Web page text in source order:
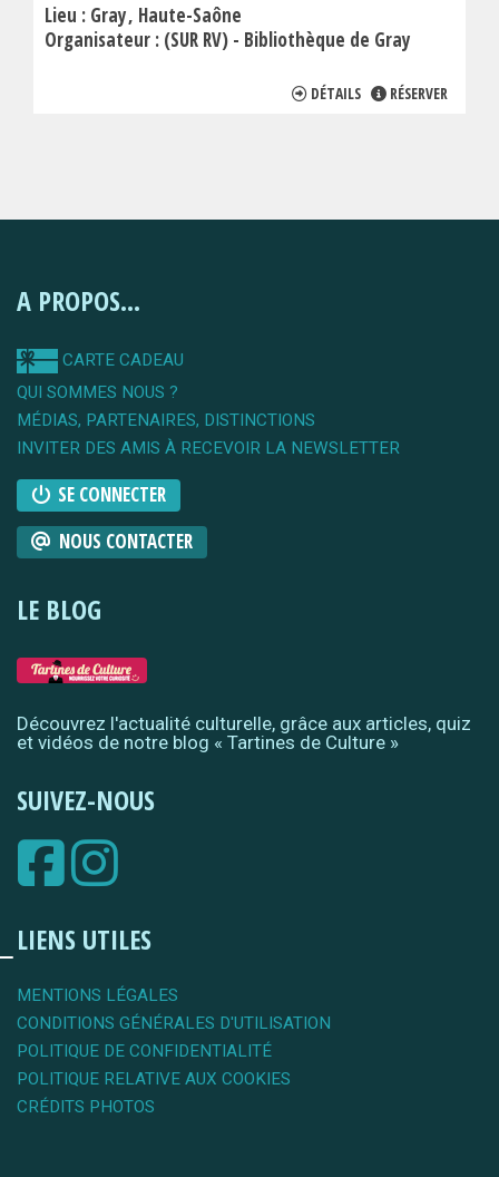
Lieu : Gray Haute-Saône
Organisateur : (SUR RV) - Bibliothèque de Gray
DÉTAILS RÉSERVER
A PROPOS...
CARTE CADEAU
QUI SOMMES NOUS ?
MÉDIAS, PARTENAIRES, DISTINCTIONS
INVITER DES AMIS À RECEVOIR LA NEWSLETTER
SE CONNECTER
NOUS CONTACTER
LE BLOG
Découvrez l'actualité culturelle, grâce aux articles, quiz
et vidéos de notre blog « Tartines de Culture »
SUIVEZ-NOUS
LIENS UTILES
MENTIONS LÉGALES
CONDITIONS GÉNÉRALES D'UTILISATION
POLITIQUE DE CONFIDENTIALITÉ
POLITIQUE RELATIVE AUX COOKIES
CRÉDITS PHOTOS